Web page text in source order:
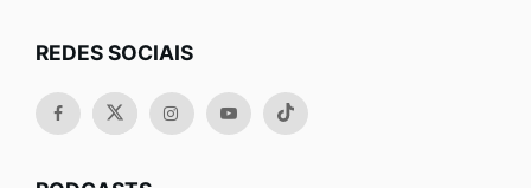
REDES SOCIAIS